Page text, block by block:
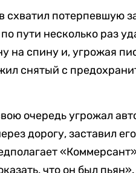
схватил потерпевшую
пути несколько раз
на спину и, угрожая
снятый с
очередь угрожал
дорогу, заставил
что он был пьян».